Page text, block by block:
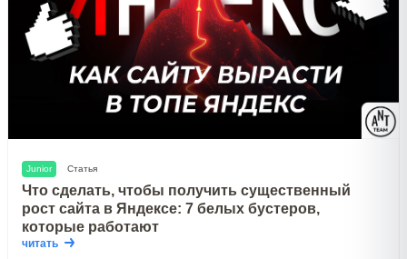
Junior Статья
Что сделать, чтобы получить существенный
рост сайта в Яндексе: 7 белых бустеров,
которые работают
читать